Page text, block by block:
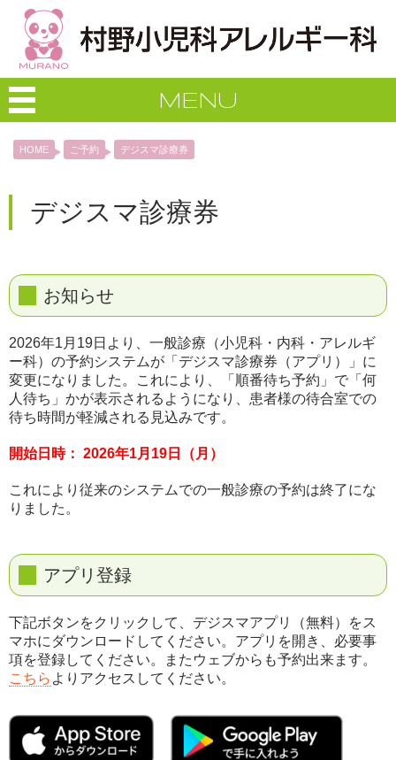
MENU
HOME ご予約 デジスマ診療券
デジスマ診療券
お知らせ
2026年1月19日より、一般診療（小児科・内科・アレルギ
ー科）の予約システムが「デジスマ診療券（アプリ）」に
変更になりました。これにより、「順番待ち予約」で「何
人待ち」かが表示されるようになり、患者様の待合室での
待ち時間が軽減される見込みです。
開始日時： 2026年1月19日（月）
これにより従来のシステムでの一般診療の予約は終了にな
りました。
アプリ登録
下記ボタンをクリックして、デジスマアプリ（無料）をス
マホにダウンロードしてください。アプリを開き、必要事
項を登録してください。またウェブからも予約出来ます。
こちら よりアクセスしてください。